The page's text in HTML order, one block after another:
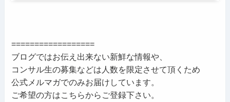
==================
ブログではお伝え出来ない新鮮な情報や、
コンサル生の募集などは人数を限定させて頂くため
公式メルマガでのみお届けしています。
ご希望の方はこちらからご登録下さい。